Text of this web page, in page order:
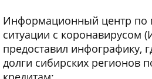
Информационный центр по
ситуации с коронавирусом
предоставил инфографику,
долги сибирских регионов